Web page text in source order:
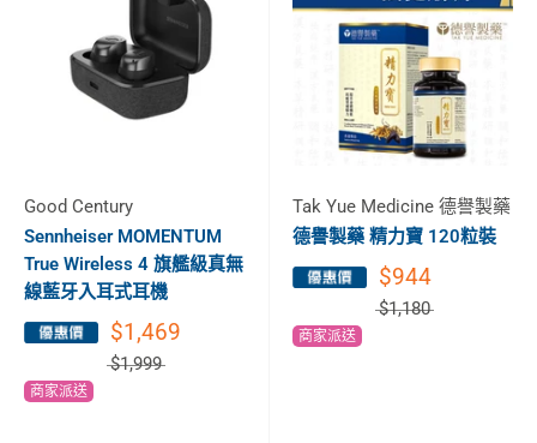
Good Century
Sennheiser MOMENTUM
True Wireless 4 旗艦級真無
線藍牙入耳式耳機
$1,469
$1,999
商家派送
Tak Yue Medicine 德譽製藥
德譽製藥 精力寶 120粒裝
$944
$1,180
商家派送